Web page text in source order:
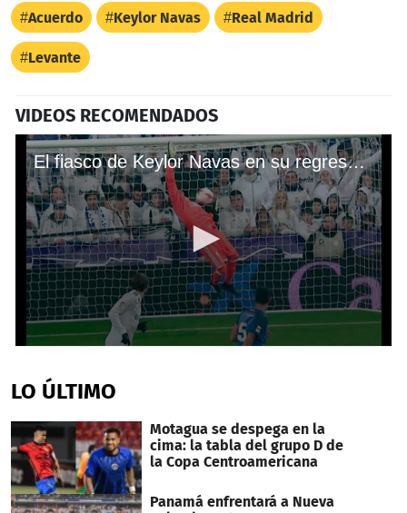
Acuerdo Keylor Navas Real Madrid
Levante
VIDEOS RECOMENDADOS
El fiasco de Keylor Navas en su regreso con el Real Madrid
of
36
LO ÚLTIMO
Motagua se despega en la
cima: la tabla del grupo D de
la Copa Centroamericana
Panamá enfrentará a Nueva